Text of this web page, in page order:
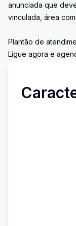
anunciada que
vinculada, área
Plantão de
Ligue agora e